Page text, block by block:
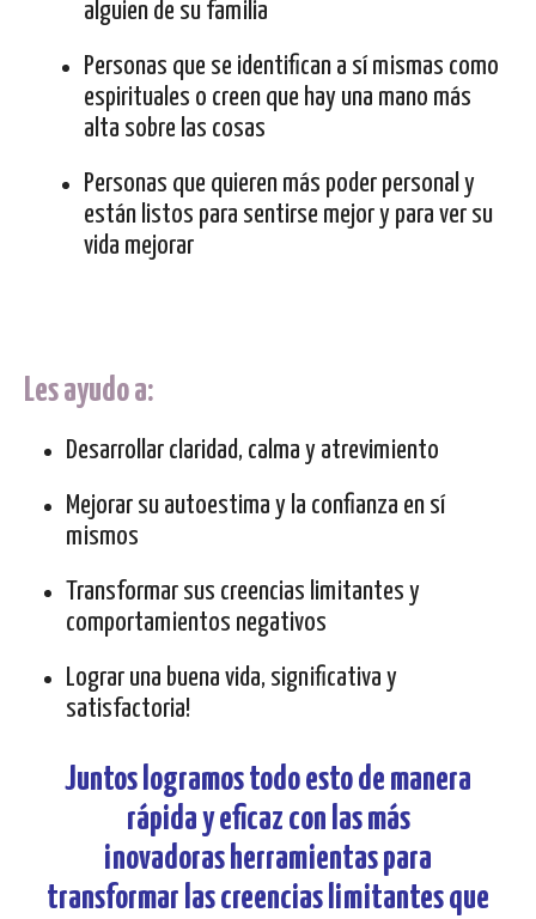
alguien de su familia
Personas que se identifican a sí mismas como
espirituales o creen que hay una mano más
alta sobre las cosas
Personas que quieren más poder personal y
están listos para sentirse mejor y para ver su
vida mejorar
Les ayudo a:
Desarrollar claridad, calma y atrevimiento
Mejorar su autoestima y la confianza en sí
mismos
Transformar sus creencias limitantes y
comportamientos negativos
Lograr una buena vida, significativa y
satisfactoria!
Juntos logramos todo esto de manera
rápida y eficaz con lasmás
inovadoras herramientas para
transformar las creencias limitantes que